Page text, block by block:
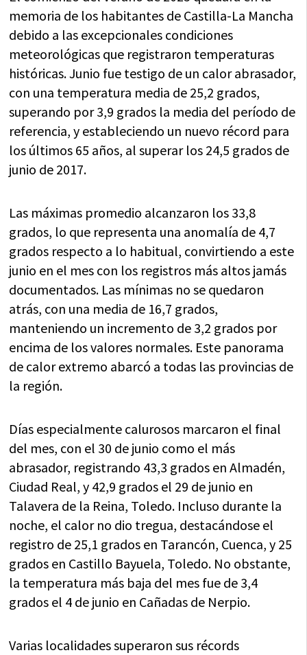
memoria de los habitantes de Castilla-La Mancha
debido a las excepcionales condiciones
meteorológicas que registraron temperaturas
históricas. Junio fue testigo de un calor abrasador,
con una temperatura media de 25,2 grados,
superando por 3,9 grados la media del período de
referencia, y estableciendo un nuevo récord para
los últimos 65 años, al superar los 24,5 grados de
junio de 2017.
Las máximas promedio alcanzaron los 33,8
grados, lo que representa una anomalía de 4,7
grados respecto a lo habitual, convirtiendo a este
junio en el mes con los registros más altos jamás
documentados. Las mínimas no se quedaron
atrás, con una media de 16,7 grados,
manteniendo un incremento de 3,2 grados por
encima de los valores normales. Este panorama
de calor extremo abarcó a todas las provincias de
la región.
Días especialmente calurosos marcaron el final
del mes, con el 30 de junio como el más
abrasador, registrando 43,3 grados en Almadén,
Ciudad Real, y 42,9 grados el 29 de junio en
Talavera de la Reina, Toledo. Incluso durante la
noche, el calor no dio tregua, destacándose el
registro de 25,1 grados en Tarancón, Cuenca, y 25
grados en Castillo Bayuela, Toledo. No obstante,
la temperatura más baja del mes fue de 3,4
grados el 4 de junio en Cañadas de Nerpio.
Varias localidades superaron sus récords